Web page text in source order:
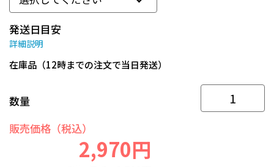
発送日目安
詳細説明
在庫品（12時までの注文で当日発送）
数量
販売価格（税込）
2,970円